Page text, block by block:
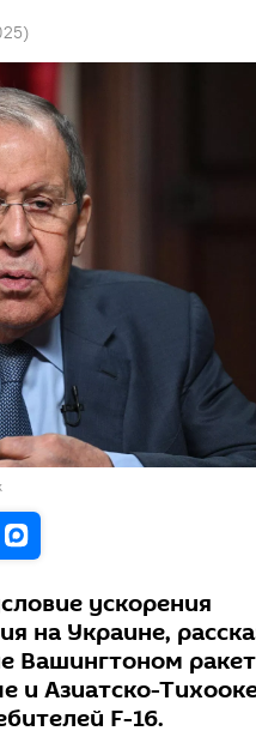
)
ускорения
на Украине,
Вашингтоном
и Азиатско-
F-16.